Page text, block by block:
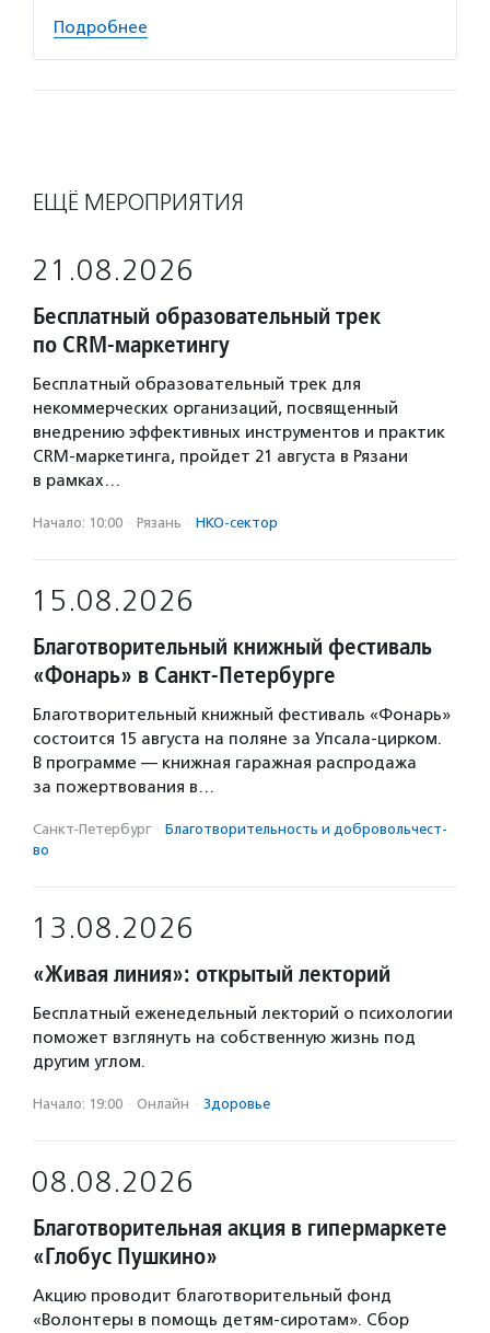
Подробнее
ЕЩЁ МЕРОПРИЯТИЯ
21.08.2026
Бесплатный образовательный трек
по CRM-маркетингу
Бесплатный образовательный трек для
некоммерческих организаций, посвященный
внедрению эффективных инструментов и практик
CRM-маркетинга, пройдет 21 августа в Рязани
в рамках…
Начало: 10:00 · Рязань · НКО-сектор
15.08.2026
Благотворительный книжный фестиваль
«Фонарь» в Санкт-Петербурге
Благотворительный книжный фестиваль «Фонарь»
состоится 15 августа на поляне за Упсала-цирком.
В программе — книжная гаражная распродажа
за пожертвования в…
Санкт-Петербург · Благотвори­тель­ность и доброволь­чест­
во
13.08.2026
«Живая линия»: открытый лекторий
Бесплатный еженедельный лекторий о психологии
поможет взглянуть на собственную жизнь под
другим углом.
Начало: 19:00 · Онлайн · Здоровье
08.08.2026
Благотворительная акция в гипермаркете
«Глобус Пушкино»
Акцию проводит благотворительный фонд
«Волонтеры в помощь детям-сиротам». Сбор